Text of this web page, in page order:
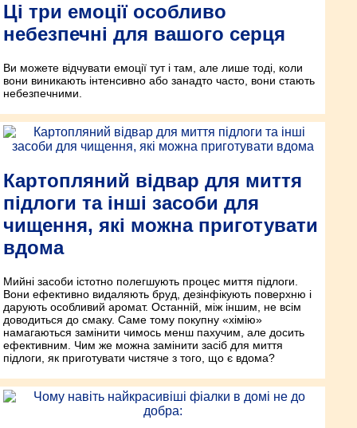
Ці три емоції особливо
небезпечні для вашого серця
Ви можете відчувати емоції тут і там, але лише тоді, коли
вони виникають інтенсивно або занадто часто, вони стають
небезпечними.
Картопляний відвар для миття
підлоги та інші засоби для
чищення, які можна приготувати
вдома
Мийні засоби істотно полегшують процес миття підлоги.
Вони ефективно видаляють бруд, дезінфікують поверхню і
дарують особливий аромат. Останній, між іншим, не всім
доводиться до смаку. Саме тому покупну «хімію»
намагаються замінити чимось менш пахучим, але досить
ефективним. Чим же можна замінити засіб для миття
підлоги, як приготувати чистяче з того, що є вдома?